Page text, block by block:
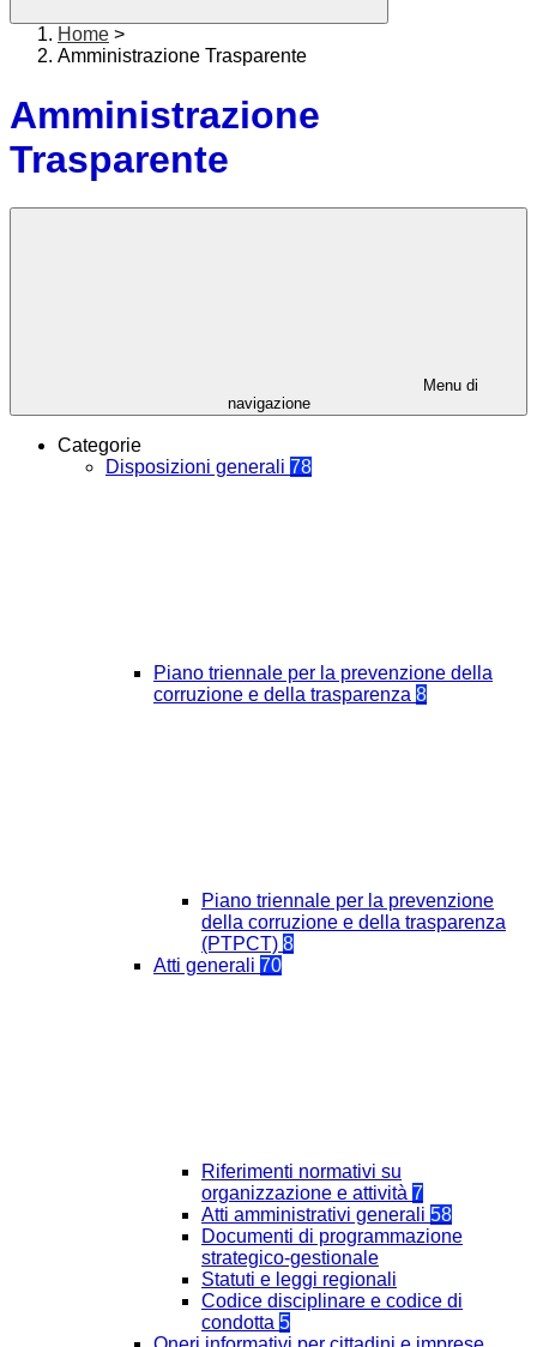
Home >
Amministrazione Trasparente
Amministrazione
Trasparente
Menu di
navigazione
Categorie
Disposizioni generali 78
Piano triennale per la prevenzione della
corruzione e della trasparenza 8
Piano triennale per la prevenzione
della corruzione e della trasparenza
(PTPCT) 8
Atti generali 70
Riferimenti normativi su
organizzazione e attività 7
Atti amministrativi generali 58
Documenti di programmazione
strategico-gestionale
Statuti e leggi regionali
Codice disciplinare e codice di
condotta 5